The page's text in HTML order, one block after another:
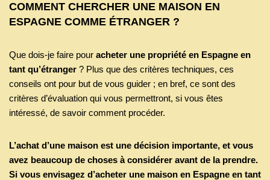
COMMENT CHERCHER UNE MAISON EN
ESPAGNE COMME ÉTRANGER ?
Que dois-je faire pour acheter une propriété en Espagne en
tant qu’étranger ? Plus que des critères techniques, ces
conseils ont pour but de vous guider ; en bref, ce sont des
critères d’évaluation qui vous permettront, si vous êtes
intéressé, de savoir comment procéder.
L’achat d’une maison est une décision importante, et vous
avez beaucoup de choses à considérer avant de la prendre.
Si vous envisagez d’acheter une maison en Espagne en tant